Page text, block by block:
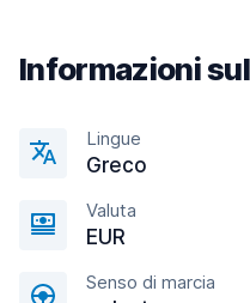
Informazioni
Lingue
Greco
Valuta
EUR
Senso di marcia